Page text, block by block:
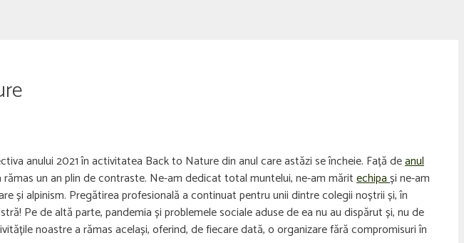
anului 2021 în activitatea Back to Nature din anul care astăzi se încheie. Față deanul
un an plin de contraste. Ne-am dedicat total muntelui, ne-am măritechipași ne-am
și alpinism. Pregătirea profesională a continuat pentru unii dintre colegii noștrii și, în
Pe de altă parte, pandemia și problemele sociale aduse de ea nu au dispărut și, nu de
noastre a rămas același, oferind, de fiecare dată, o organizare fără compromisuri în